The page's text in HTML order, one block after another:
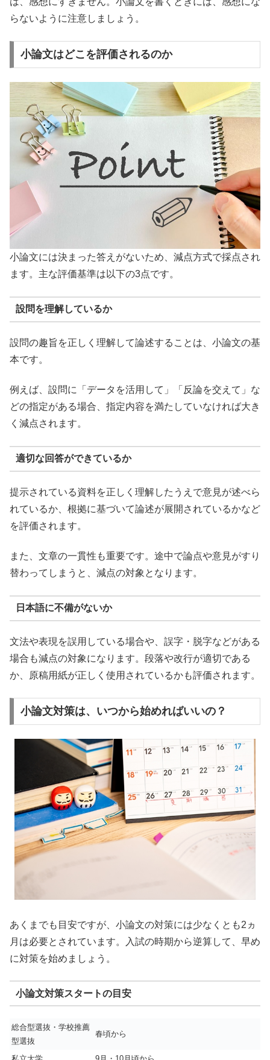
らないように注意しましょう。
小論文はどこを評価されるのか
小論文には決まった答えがないため、減点方式で採点され
ます。主な評価基準は以下の3点です。
設問を理解しているか
設問の趣旨を正しく理解して論述することは、小論文の基
本です。
例えば、設問に「データを活用して」「反論を交えて」な
どの指定がある場合、指定内容を満たしていなければ大き
く減点されます。
適切な回答ができているか
提示されている資料を正しく理解したうえで意見が述べら
れているか、根拠に基づいて論述が展開されているかなど
を評価されます。
また、文章の一貫性も重要です。途中で論点や意見がすり
替わってしまうと、減点の対象となります。
日本語に不備がないか
文法や表現を誤用している場合や、誤字・脱字などがある
場合も減点の対象になります。段落や改行が適切である
か、原稿用紙が正しく使用されているかも評価されます。
小論文対策は、いつから始めればいいの？
あくまでも目安ですが、小論文の対策には少なくとも2ヵ
月は必要とされています。入試の時期から逆算して、早め
に対策を始めましょう。
小論文対策スタートの目安
総合型選抜・学校推薦
型選抜
春頃から